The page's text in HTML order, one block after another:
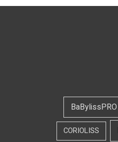
BaBylissPRO
CORIOLISS